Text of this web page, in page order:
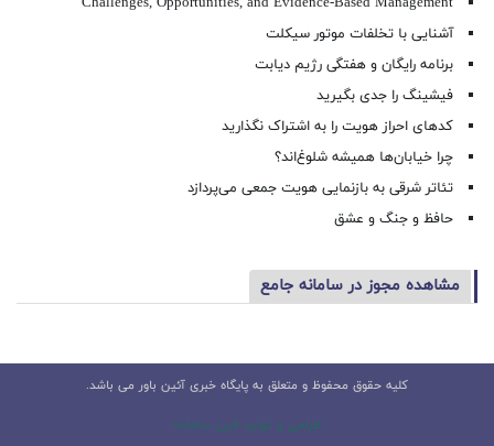
آشنایی با تخلفات موتور سیکلت
برنامه رایگان و هفتگی رژیم دیابت
فیشینگ را جدی بگیرید
کدهای احراز هویت را به اشتراک نگذارید
چرا خیابان‌ها همیشه شلوغ‌اند؟
تئاتر شرقی به بازنمایی هویت جمعی می‌پردازد
حافظ و جنگ و عشق
مشاهده مجوز در سامانه جامع
کلیه حقوق محفوظ و متعلق به پایگاه خبری آئین باور می باشد.
طراحی و تولید البرز سامانه